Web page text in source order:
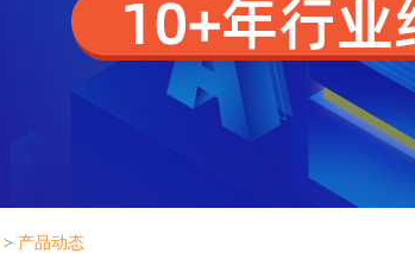
> 产品动态